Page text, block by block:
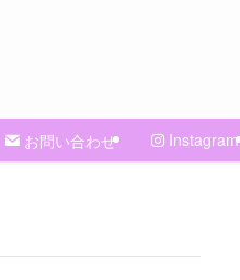
お問い合わせ Instagram